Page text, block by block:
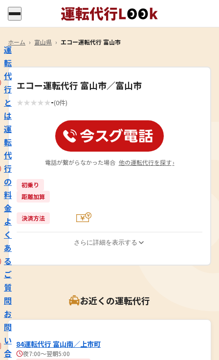
運
転
代
行
と
は
運
転
代
行
の
料
金
よ
く
あ
る
ご
質
問
お
問
い
合
ホーム › 富山県 › エコー運転代行 富山市
エコー運転代行 富山市／富山市
★★★★★-(0件)
電話が繋がらなかった場合 他の運転代行を探す ›
初乗り
距離加算
決済方法
さらに詳細を表示する
お近くの運転代行
84運転代行 富山南／上市町
夜7:00〜翌朝5:00